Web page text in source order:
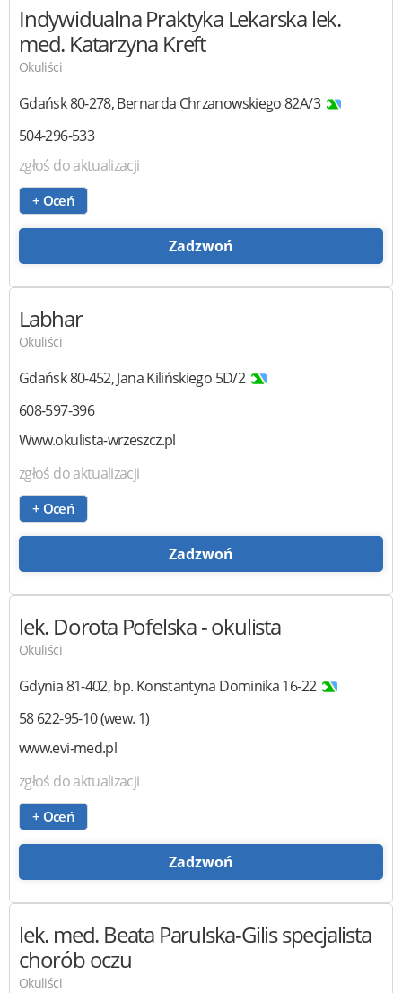
Indywidualna Praktyka Lekarska lek.
med. Katarzyna Kreft
Okuliści
Gdańsk80-278,Bernarda Chrzanowskiego 82A/3
504-296-533
zgłoś do aktualizacji
+ Oceń
Zadzwoń
Labhar
Okuliści
Gdańsk80-452,Jana Kilińskiego 5D/2
608-597-396
Www.okulista-wrzeszcz.pl
zgłoś do aktualizacji
+ Oceń
Zadzwoń
lek. Dorota Pofelska- okulista
Okuliści
Gdynia81-402,bp. Konstantyna Dominika 16-22
58 622-95-10 (wew. 1)
www.evi-med.pl
zgłoś do aktualizacji
+ Oceń
Zadzwoń
lek. med. Beata Parulska-Gilisspecjalista
chorób oczu
Okuliści